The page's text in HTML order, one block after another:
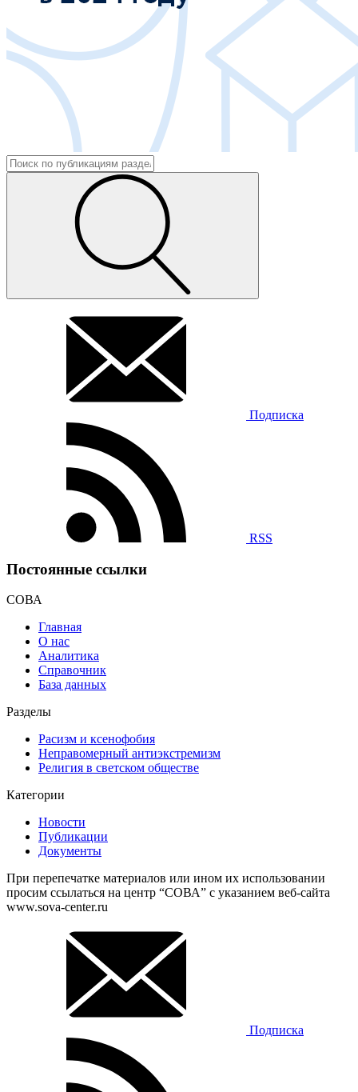
Подписка
RSS
Постоянные ссылки
СОВА
Главная
О нас
Аналитика
Справочник
База данных
Разделы
Расизм и ксенофобия
Неправомерный антиэкстремизм
Религия в светском обществе
Категории
Новости
Публикации
Документы
При перепечатке материалов или ином их использовании
просим ссылаться на центр “СОВА” с указанием веб-сайта
www.sova-center.ru
Подписка